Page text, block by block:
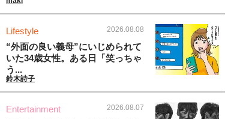
Lifestyle 2026.08.08
“外面の良い義母”にいじめられて
いた34歳女性。ある日「笑っちゃ
う...
鈴木詩子
Entertainment 2026.08.07